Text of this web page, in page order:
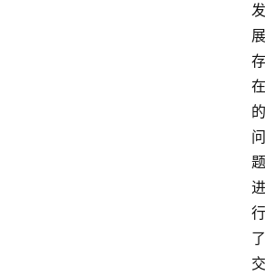
发
展
存
在
的
问
题
进
行
了
交